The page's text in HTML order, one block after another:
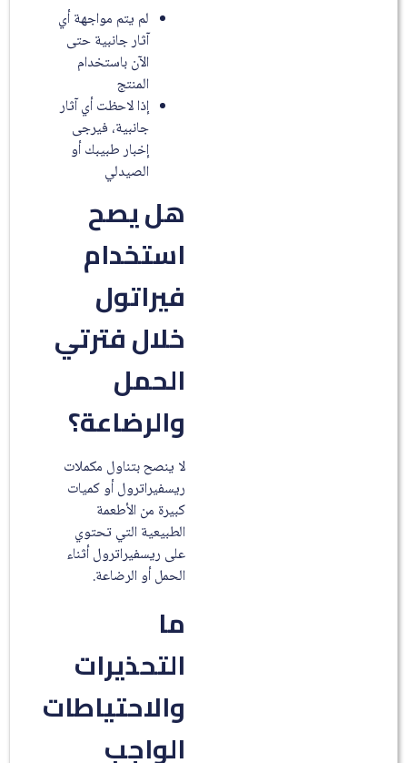
لم يتم مواجهة أي
آثار جانبية حتى
الآن باستخدام
إذا لاحظت أي آثار
جانبية، فيرجى
إخبار طبيبك أو
الصيدلي
هل يصح
استخدام
فيراتول
خلال فترتي
الحمل
والرضاعة؟
لا ينصح بتناول مكملات
ريسفيراترول أو كميات
كبيرة من الأطعمة
الطبيعية التي تحتوي
على ريسفيراترول أثناء
الحمل أو الرضاعة.
التحذيرات
والاحتياطات
الواجب